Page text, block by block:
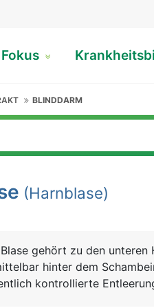
Fokus
BLINDDARM
(Harnblase)
gehört zu den
hinter dem
kontrollierte